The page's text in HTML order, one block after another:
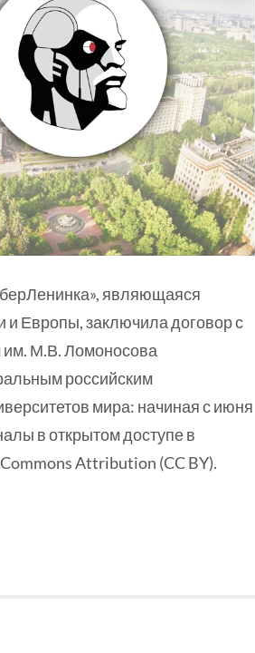
являющаяся
Европы, заключила договор с
им. М.В. Ломоносова
российским
мира: начиная с июня
в открытом доступе в
Attribution (CC BY).